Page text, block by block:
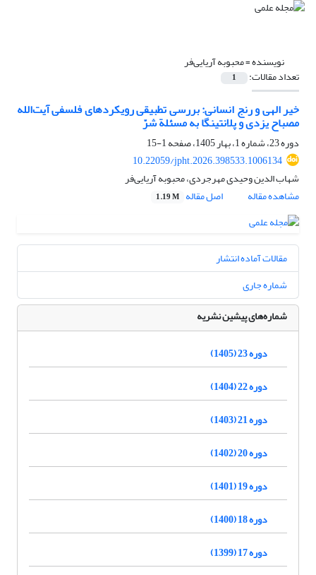
نویسنده =محبوبه آریایی‌فر
تعداد مقالات: 1
خیر الهی و رنج انسانی: بررسی تطبیقی رویکردهای فلسفی آیت‌الله
مصباح یزدی و پلانتینگا به مسئلة شرّ
دوره 23، شماره 1، بهار 1405، صفحه
1-15
10.22059/jpht.2026.398533.1006134
شهاب الدین وحیدی مهرجردی، محبوبه آریایی‌فر
مشاهده مقاله
اصل مقاله 1.19 M
مقالات آماده انتشار
شماره جاری
شماره‌های پیشین نشریه
دوره 23 (1405)
دوره 22 (1404)
دوره 21 (1403)
دوره 20 (1402)
دوره 19 (1401)
دوره 18 (1400)
دوره 17 (1399)